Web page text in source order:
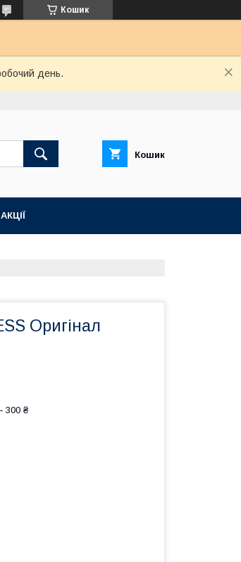
Кошик
день.
Кошик
АКЦІЇ
Оригінал
300 ₴